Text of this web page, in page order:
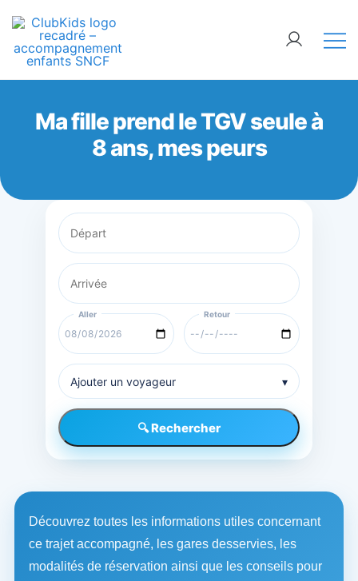
content
ClubKids
Ma fille prend le TGV seule à
8 ans, mes peurs
Ajouter un voyageur ▾
🔍 Rechercher
Découvrez toutes les informations utiles concernant
ce trajet accompagné, les gares desservies, les
modalités de réservation ainsi que les conseils pour
🚨 Nos accompagnements sont pris d’assaut.
Réservez dès maintenant !